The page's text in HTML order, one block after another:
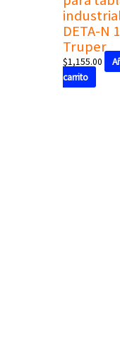
DETA-N
Truper
$1,155.00
carrito